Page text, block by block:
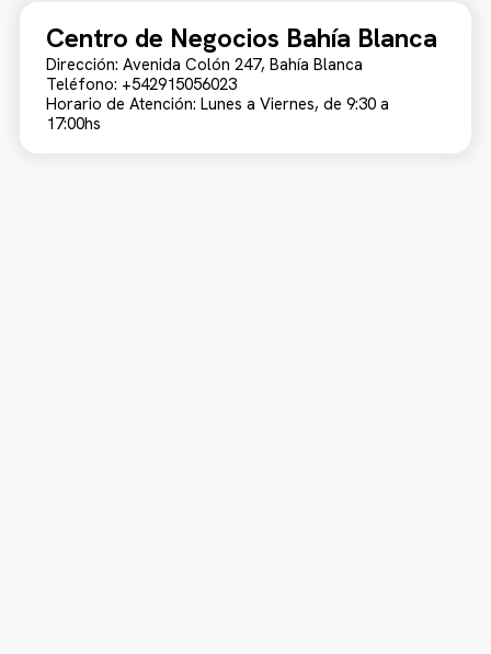
Centro de Negocios Bahía Blanca
Dirección: Avenida Colón 247, Bahía Blanca
Teléfono: +542915056023
Horario de Atención: Lunes a Viernes, de 9:30 a
17:00hs